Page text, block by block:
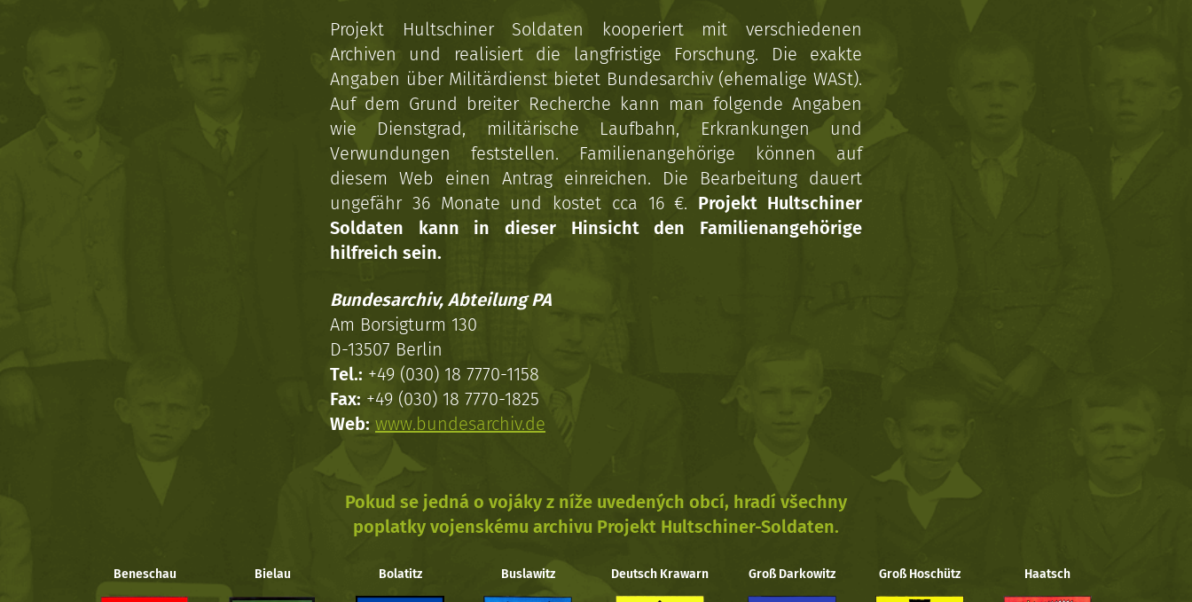
Projekt Hultschiner Soldaten kooperiert mit verschiedenen
Archiven und realisiert die langfristige Forschung. Die exakte
Angaben über Militärdienst bietet Bundesarchiv (ehemalige WASt).
Auf dem Grund breiter Recherche kann man folgende Angaben
wie Dienstgrad, militärische Laufbahn, Erkrankungen und
Verwundungen feststellen. Familienangehörige können auf
diesem Web einen Antrag einreichen. Die Bearbeitung dauert
ungefähr 36 Monate und kostet cca 16 €. Projekt Hultschiner
Soldaten kann in dieser Hinsicht den Familienangehörige
hilfreich sein.
Bundesarchiv, Abteilung PA
Am Borsigturm 130
D-13507 Berlin
Tel.: +49 (030) 18 7770-1158
Fax: +49 (030) 18 7770-1825
Web: www.bundesarchiv.de
Pokud se jedná o vojáky z níže uvedených obcí, hradí všechny
poplatky vojenskému archivu Projekt Hultschiner-Soldaten.
Beneschau Bielau Bolatitz Buslawitz Deutsch Krawarn Groß Darkowitz Groß Hoschütz Haatsch